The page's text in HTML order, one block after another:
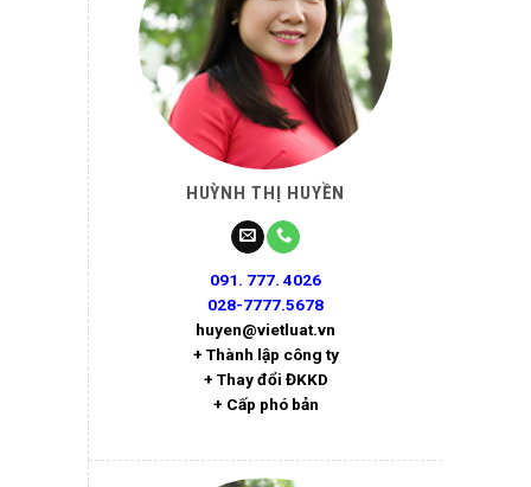
HUỲNH THỊ HUYỀN
091. 777. 4026
028-7777.5678
huyen@vietluat.vn
+ Thành lập công ty
+ Thay đổi ĐKKD
+ Cấp phó bản